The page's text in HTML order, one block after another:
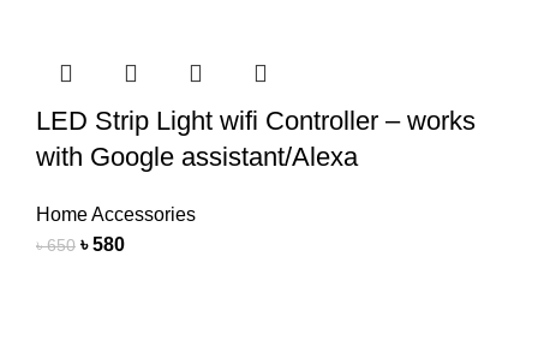
LED Strip Light wifi Controller – works
with Google assistant/Alexa
Home Accessories
৳650 ৳580